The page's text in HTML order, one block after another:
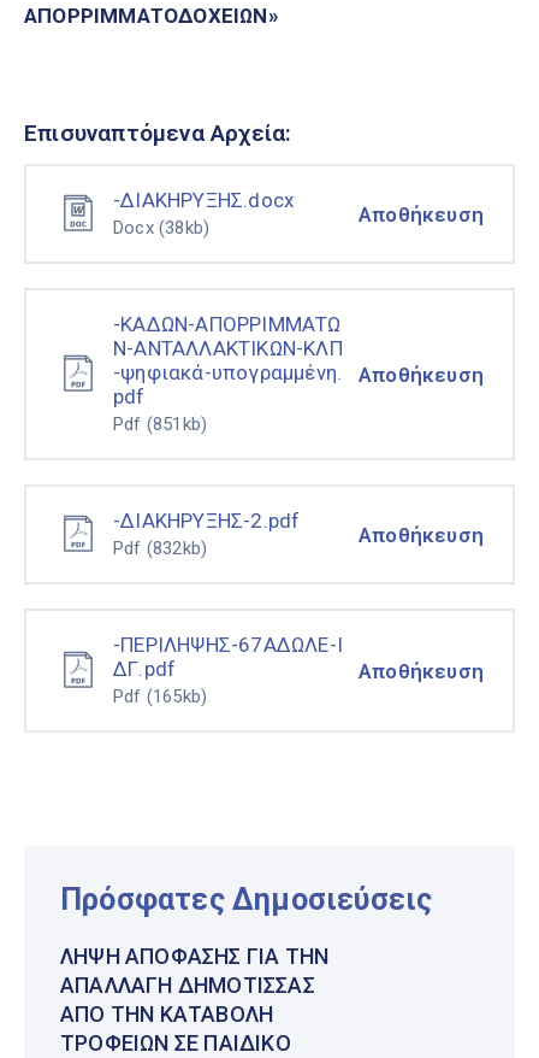
ΑΠΟΡΡΙΜΜΑΤΟΔΟΧΕΙΩΝ»
Επισυναπτόμενα Αρχεία:
-ΔΙΑΚΗΡΥΞΗΣ.docx
Docx (38kb)
Αποθήκευση
-ΚΑΔΩΝ-ΑΠΟΡΡΙΜΜΑΤΩ
Ν-ΑΝΤΑΛΛΑΚΤΙΚΩΝ-ΚΛΠ
-ψηφιακά-υπογραμμένη.
pdf
Pdf (851kb)
Αποθήκευση
-ΔΙΑΚΗΡΥΞΗΣ-2.pdf
Pdf (832kb)
Αποθήκευση
-ΠΕΡΙΛΗΨΗΣ-67ΑΔΩΛΕ-Ι
ΔΓ.pdf
Pdf (165kb)
Αποθήκευση
Πρόσφατες Δημοσιεύσεις
ΛΉΨΗ ΑΠΌΦΑΣΗΣ ΓΙΑ ΤΗΝ
ΑΠΑΛΛΑΓΉ ΔΗΜΌΤΙΣΣΑΣ
ΑΠΌ ΤΗΝ ΚΑΤΑΒΟΛΉ
ΤΡΟΦΕΊΩΝ ΣΕ ΠΑΙΔΙΚΌ